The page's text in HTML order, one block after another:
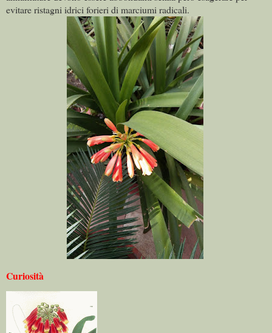
evitare ristagni idrici forieri di marciumi radicali.
Curiosità